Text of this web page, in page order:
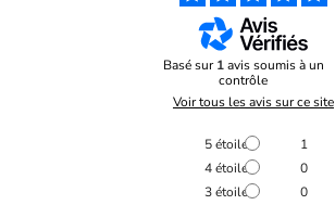
Basé sur1avis soumis à un
contrôle
Voir tous les avis sur ce site
5étoiles
1
4étoiles
0
3étoiles
0